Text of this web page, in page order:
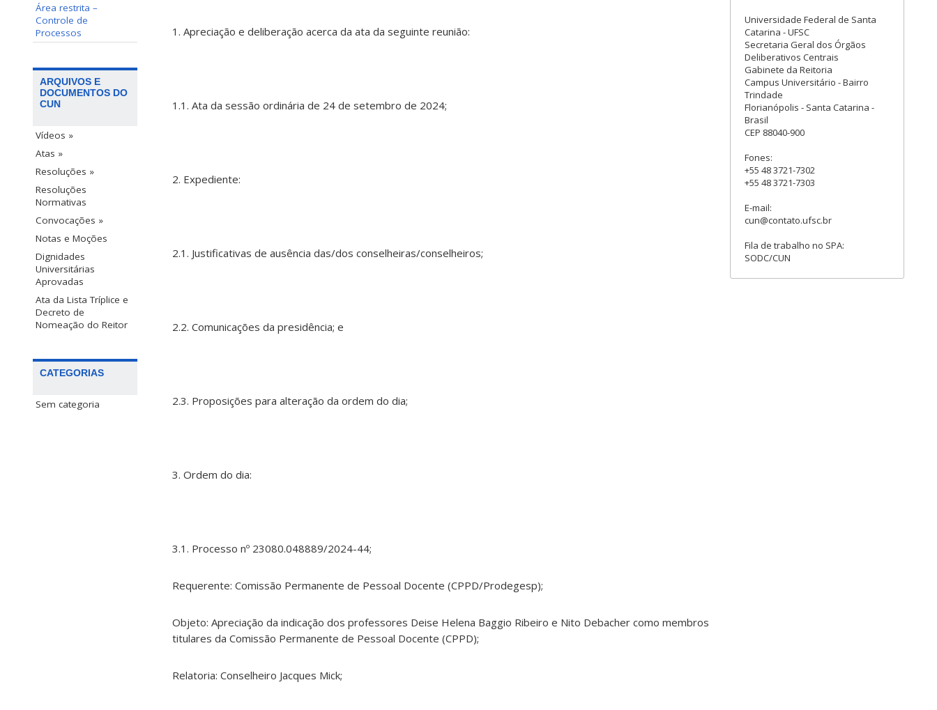
Área restrita –
Controle de
Processos
ARQUIVOS E
DOCUMENTOS DO
CUN
Vídeos »
Atas »
Resoluções »
Resoluções
Normativas
Convocações »
Notas e Moções
Dignidades
Universitárias
Aprovadas
Ata da Lista Tríplice e
Decreto de
Nomeação do Reitor
CATEGORIAS
Sem categoria
1. Apreciação e deliberação acerca da ata da seguinte reunião:
1.1. Ata da sessão ordinária de 24 de setembro de 2024;
2. Expediente:
2.1. Justificativas de ausência das/dos conselheiras/conselheiros;
2.2. Comunicações da presidência; e
2.3. Proposições para alteração da ordem do dia;
3. Ordem do dia:
3.1. Processo nº 23080.048889/2024-44;
Requerente: Comissão Permanente de Pessoal Docente (CPPD/Prodegesp);
Objeto: Apreciação da indicação dos professores Deise Helena Baggio Ribeiro e Nito Debacher como membros
titulares da Comissão Permanente de Pessoal Docente (CPPD);
Relatoria: Conselheiro Jacques Mick;
Universidade Federal de Santa
Catarina - UFSC
Secretaria Geral dos Órgãos
Deliberativos Centrais
Gabinete da Reitoria
Campus Universitário - Bairro
Trindade
Florianópolis - Santa Catarina -
Brasil
CEP 88040-900
Fones:
+55 48 3721-7302
+55 48 3721-7303
E-mail:
cun@contato.ufsc.br
Fila de trabalho no SPA:
SODC/CUN